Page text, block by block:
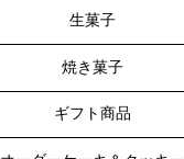
生菓子
焼き菓子
ギフト商品